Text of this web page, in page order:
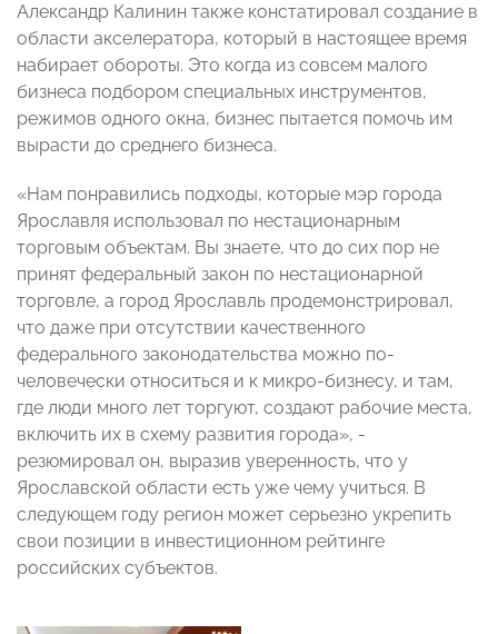
Александр Калинин также констатировал создание в
области акселератора, который в настоящее время
набирает обороты. Это когда из совсем малого
бизнеса подбором специальных инструментов,
режимов одного окна, бизнес пытается помочь им
вырасти до среднего бизнеса.
«Нам понравились подходы, которые мэр города
Ярославля использовал по нестационарным
торговым объектам. Вы знаете, что до сих пор не
принят федеральный закон по нестационарной
торговле, а город Ярославль продемонстрировал,
что даже при отсутствии качественного
федерального законодательства можно по-
человечески относиться и к микро-бизнесу, и там,
где люди много лет торгуют, создают рабочие места,
включить их в схему развития города», -
резюмировал он, выразив уверенность, что у
Ярославской области есть уже чему учиться. В
следующем году регион может серьезно укрепить
свои позиции в инвестиционном рейтинге
российских субъектов.